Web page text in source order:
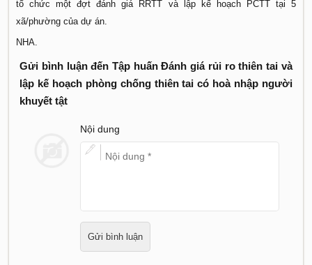
tổ chức một đợt đánh giá RRTT và lập kế hoạch PCTT tại 5
xã/phường của dự án.
NHA.
Gửi bình luận đến Tập huấn Đánh giá rủi ro thiên tai và
lập kế hoạch phòng chống thiên tai có hoà nhập người
khuyết tật
Nội dung